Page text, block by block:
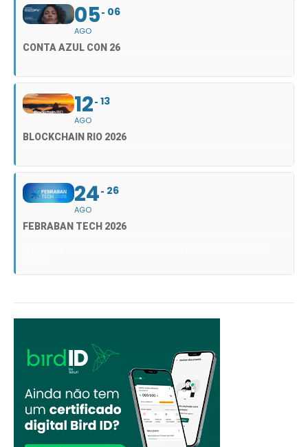
05
AGO
06
CONTA AZUL CON 26
12
AGO
13
BLOCKCHAIN RIO 2026
24
AGO
26
FEBRABAN TECH 2026